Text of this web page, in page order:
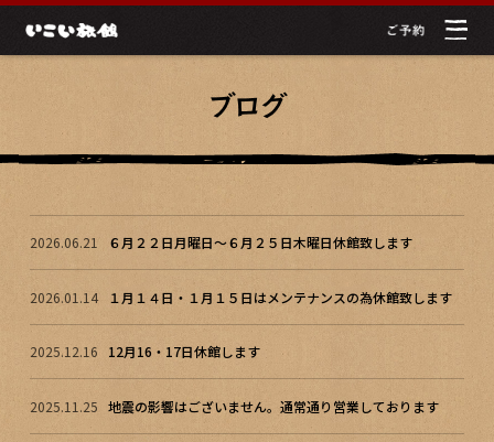
2026.06.21 ６月２２日月曜日～６月２５日木曜日休館致します
2026.01.14 １月１４日・１月１５日はメンテナンスの為休館致します
2025.12.16 12月16・17日休館します
2025.11.25 地震の影響はございません。通常通り営業しております